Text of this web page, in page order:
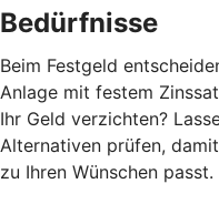
Bedürfnisse
Beim Festgeld
Anlage mit festem
Ihr Geld verzichten?
Alternativen prüfen,
zu Ihren Wünschen passt.